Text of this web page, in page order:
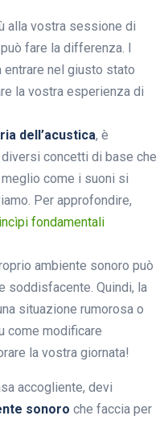
alla vostra sessione di
può fare la differenza. I
nel giusto stato
la vostra esperienza di
dell’acustica, è
concetti di base che
come i suoni si
Per approfondire,
fondamentali
ambiente sonoro può
soddisfacente. Quindi, la
situazione rumorosa o
come modificare
la vostra giornata!
accogliente, devi
sonoro che faccia per